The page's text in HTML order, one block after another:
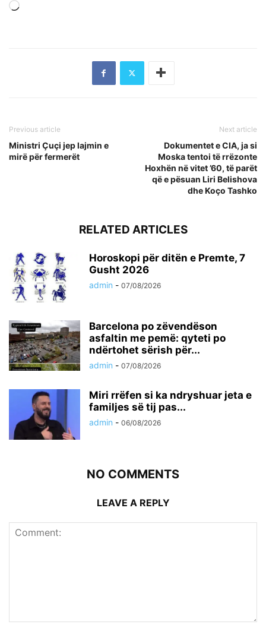
Previous article
Ministri Çuçi jep lajmin e
mirë për fermerët
Next article
Dokumentet e CIA, ja si
Moska tentoi të rrëzonte
Hoxhën në vitet ’60, të parët
që e pësuan Liri Belishova
dhe Koço Tashko
RELATED ARTICLES
Horoskopi për ditën e Premte, 7
Gusht 2026
admin - 07/08/2026
Barcelona po zëvendëson
asfaltin me pemë: qyteti po
ndërtohet sërish për...
admin - 07/08/2026
Miri rrëfen si ka ndryshuar jeta e
familjes së tij pas...
admin - 06/08/2026
NO COMMENTS
LEAVE A REPLY